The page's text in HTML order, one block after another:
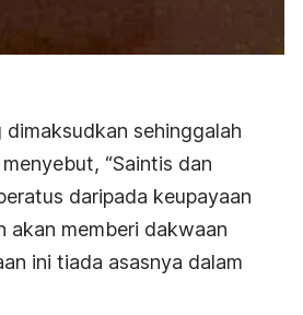
dimaksudkan sehinggalah
“Saintis dan
daripada keupayaan
akan memberi dakwaan
ini tiada asasnya dalam